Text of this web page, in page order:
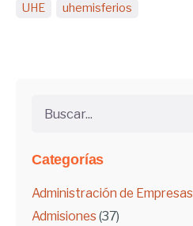
Categorías
Administración de Empresas
Admisiones (37)
UHE uhemisferios